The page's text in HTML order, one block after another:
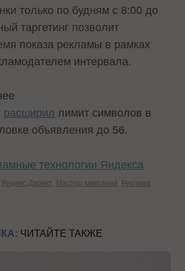
только по будням с 8:00 до
таргетинг позволит
показа рекламы в рамках
интервала.
расширил лимит символов в
объявления до 56.
технологии Яндекса
Яндекс.Директ Мастер кампаний Реклама
ЧИТАЙТЕ ТАКЖЕ